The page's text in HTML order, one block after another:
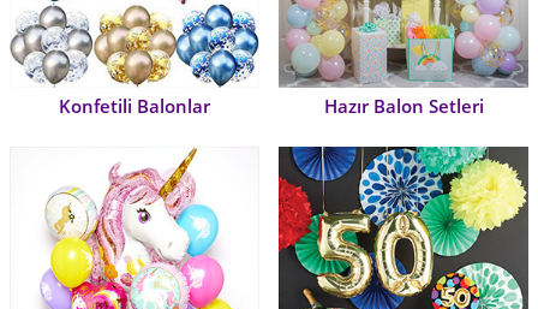
Konfetili Balonlar Hazır Balon Setleri